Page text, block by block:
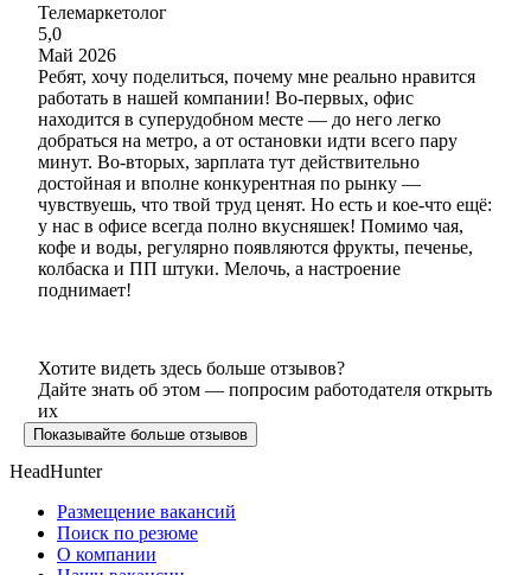
Телемаркетолог
5,0
Май 2026
Ребят, хочу поделиться, почему мне реально нравится
работать в нашей компании! Во‑первых, офис
находится в суперудобном месте — до него легко
добраться на метро, а от остановки идти всего пару
минут. Во‑вторых, зарплата тут действительно
достойная и вполне конкурентная по рынку —
чувствуешь, что твой труд ценят. Но есть и кое‑что ещё:
у нас в офисе всегда полно вкусняшек! Помимо чая,
кофе и воды, регулярно появляются фрукты, печенье,
колбаска и ПП штуки. Мелочь, а настроение
поднимает!
Хотите видеть здесь больше отзывов?
Дайте знать об этом — попросим работодателя открыть
их
Показывайте больше отзывов
HeadHunter
Размещение вакансий
Поиск по резюме
О компании